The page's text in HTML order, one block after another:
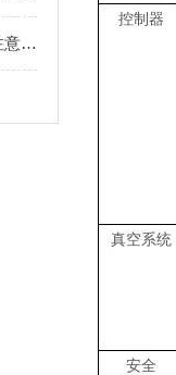
实验室高温管式炉操作步骤及注意事项
控制器
真空系统
安全